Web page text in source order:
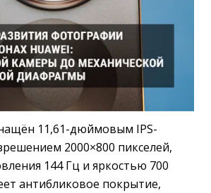
11,61-дюймовым IPS-
2000×800 пикселей,
144 Гц и яркостью 700
антибликовое покрытие,